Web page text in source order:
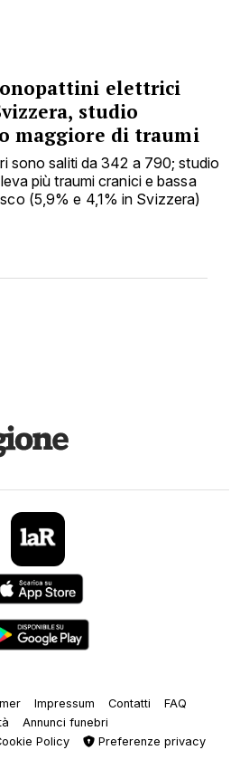
elettrici
studio
maggiore di traumi
sono saliti da 342 a 790; studio
più traumi cranici e bassa
(5,9% e 4,1% in Svizzera)
Impressum Contatti
FAQ
Annunci funebri
Policy Preferenze privacy